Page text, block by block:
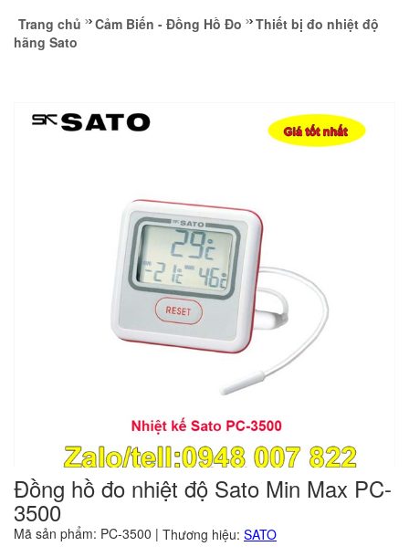
Trang chủ Cảm Biến - Đồng Hồ Đo
Thiết bị đo nhiệt độ
hãng Sato
Đồng hồ đo nhiệt độ Sato Min Max PC-
3500
Mã sản phẩm: PC-3500 | Thương hiệu: SATO